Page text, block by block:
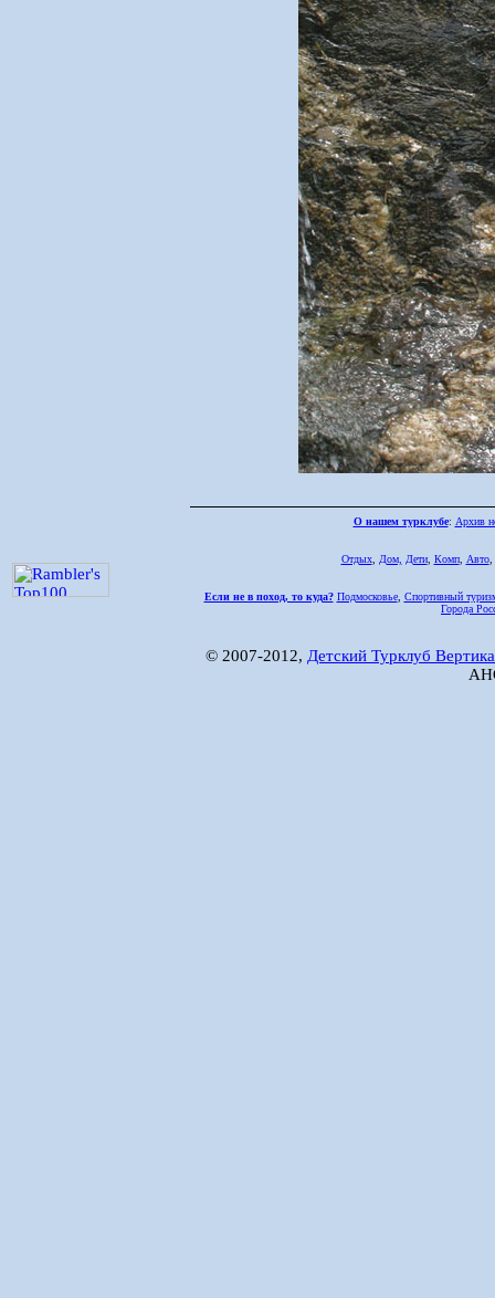
О нашем турклубе: Архив
Отдых, Дом, Дети, Комп, Авто,
Если не в поход, то куда? Подмосковье, Спортивный
Города
© 2007-2012, Детский Турклуб